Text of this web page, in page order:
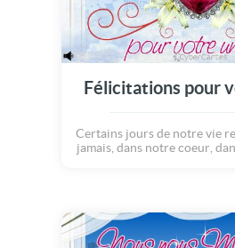
Félicitations pour
Certains jours de notre vie
jamais, dans notre coeur,
union!